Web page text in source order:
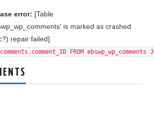
error: [Table
is marked as crashed
repair failed]
FROM